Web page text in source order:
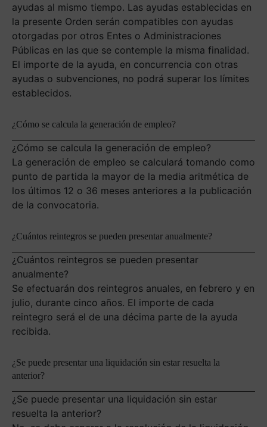
ayudas al mismo tiempo. Las ayudas establecidas en
la presente Orden serán compatibles con ayudas
otorgadas por otros Entes o Administraciones
Públicas en las que se contemple la misma finalidad.
El importe de la ayuda, en concurrencia con otras
ayudas o subvenciones, no podrá superar los límites
establecidos.
¿Cómo se calcula la generación de empleo?
¿Cómo se calcula la generación de empleo?
La generación de empleo se calculará tomando como
punto de partida la mayor de la media aritmética de
los últimos 12 o 36 meses anteriores a la publicación
de la convocatoria.
¿Cuántos reintegros se pueden presentar anualmente?
¿Cuántos reintegros se pueden presentar
anualmente?
Se efectuarán dos reintegros anuales, en febrero y en
julio, durante cinco años. El importe de cada
reintegro será el de una décima parte de la ayuda
recibida.
¿Se puede presentar una liquidación sin estar resuelta la
anterior?
¿Se puede presentar una liquidación sin estar
resuelta la anterior?